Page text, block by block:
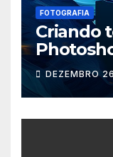
FOTOGRAFIA
Criando
DEZEMBRO